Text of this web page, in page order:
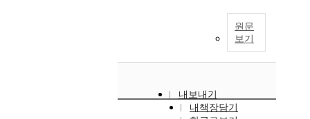
원문
보기
내보내기
내책장담기